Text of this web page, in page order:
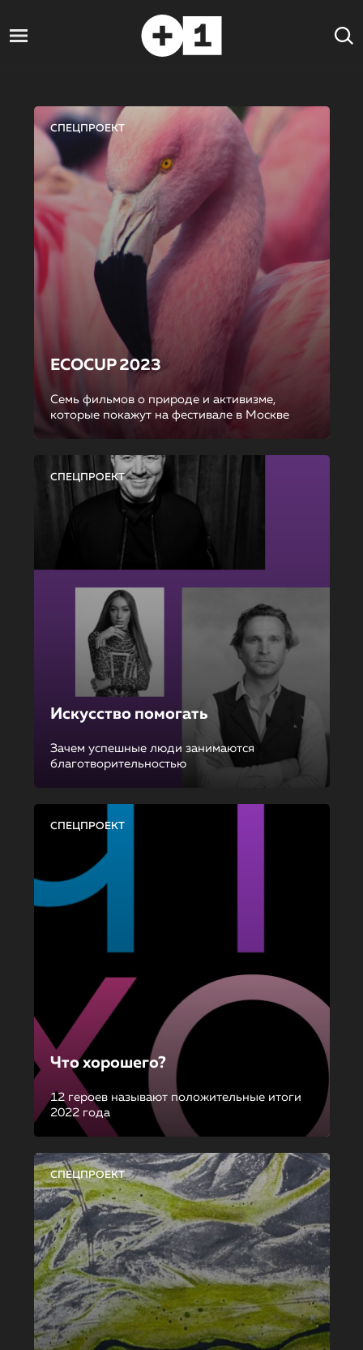
СПЕЦПРОЕКТ
ECOCUP 2023
Семь фильмов о природе и активизме,
которые покажут на фестивале в Москве
СПЕЦПРОЕКТ
Искусство помогать
Зачем успешные люди занимаются
благотворительностью
СПЕЦПРОЕКТ
Что хорошего?
12 героев называют положительные итоги
2022 года
СПЕЦПРОЕКТ